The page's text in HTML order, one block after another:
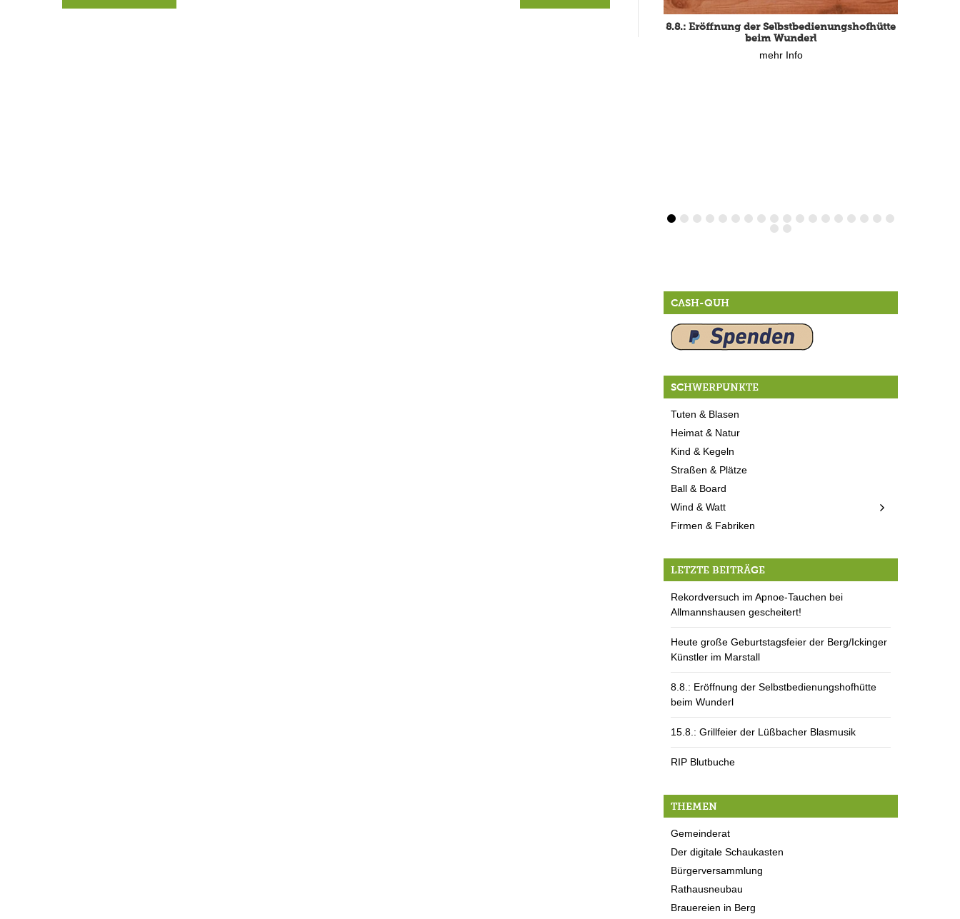
8.8.: Eröffnung der Selbstbedienungshofhütte
beim Wunderl
mehr Info
CASH-QUH
SCHWERPUNKTE
Tuten & Blasen
Heimat & Natur
Kind & Kegeln
Straßen & Plätze
Ball & Board
Wind & Watt
Firmen & Fabriken
LETZTE BEITRÄGE
Rekordversuch im Apnoe-Tauchen bei
Allmannshausen gescheitert!
Heute große Geburtstagsfeier der Berg/Ickinger
Künstler im Marstall
8.8.: Eröffnung der Selbstbedienungshofhütte
beim Wunderl
15.8.: Grillfeier der Lüßbacher Blasmusik
RIP Blutbuche
THEMEN
Gemeinderat
Der digitale Schaukasten
Bürgerversammlung
Rathausneubau
Brauereien in Berg